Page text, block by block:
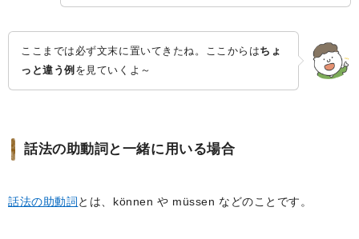
ここまでは必ず文末に置いてきたね。ここからはちょ
っと違う例 を見ていくよ～
話法の助動詞と一緒に用いる場合
話法の助動詞とは、können や müssen などのことです。